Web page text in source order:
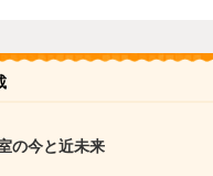
の今と近未来